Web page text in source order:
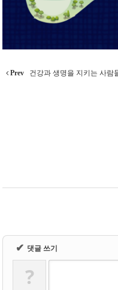
Prev 건강과 생명을 지키는 사람
✔ 댓글 쓰기
?